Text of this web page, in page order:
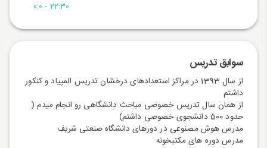
22:30 - 0:0
سوابق تدریس
از سال 1393 در مراکز استعدادهای درخشان تدریس المپیاد و کنکور
داشتم
از همان سال تدریس خصوصی مباحث دانشگاهی رو انجام میدم (
حدود 500 دانشجوی خصوصی داشتم)
مدرس هوش مصنوعی در دورهای دانشگاه صنعتی شریف
مدرس دوره های مکتبخونه